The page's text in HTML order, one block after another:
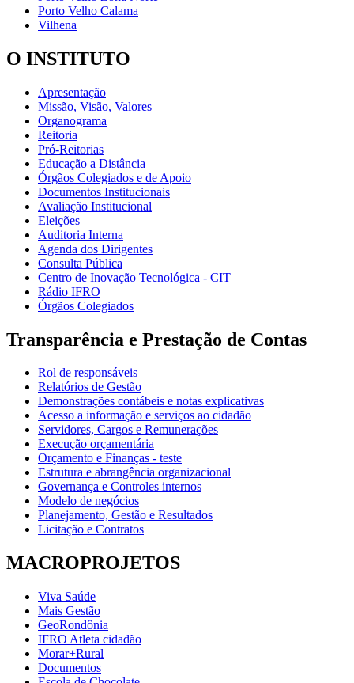
Porto Velho Calama
Vilhena
O INSTITUTO
Apresentação
Missão, Visão, Valores
Organograma
Reitoria
Pró-Reitorias
Educação a Distância
Órgãos Colegiados e de Apoio
Documentos Institucionais
Avaliação Institucional
Eleições
Auditoria Interna
Agenda dos Dirigentes
Consulta Pública
Centro de Inovação Tecnológica - CIT
Rádio IFRO
Órgãos Colegiados
Transparência e Prestação de Contas
Rol de responsáveis
Relatórios de Gestão
Demonstrações contábeis e notas explicativas
Acesso a informação e serviços ao cidadão
Servidores, Cargos e Remunerações
Execução orçamentária
Orçamento e Finanças - teste
Estrutura e abrangência organizacional
Governança e Controles internos
Modelo de negócios
Planejamento, Gestão e Resultados
Licitação e Contratos
MACROPROJETOS
Viva Saúde
Mais Gestão
GeoRondônia
IFRO Atleta cidadão
Morar+Rural
Documentos